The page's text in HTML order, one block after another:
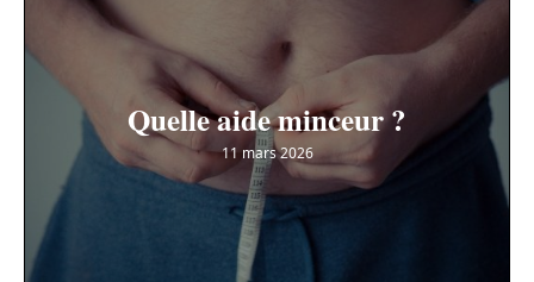
Quelle aide minceur ?
11 mars 2026